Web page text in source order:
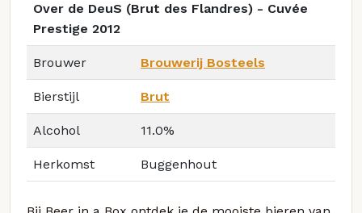
Over de DeuS (Brut des Flandres) - Cuvée
Prestige 2012
Brouwer Brouwerij Bosteels
Bierstijl Brut
Alcohol 11.0%
Herkomst Buggenhout